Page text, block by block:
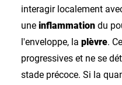
interagir localement
une inflammation du
l'enveloppe, la plèvre.
progressives et ne se
stade précoce. Si la